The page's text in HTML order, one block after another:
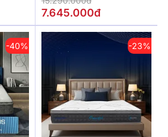
7.645.000đ
-40% -23%